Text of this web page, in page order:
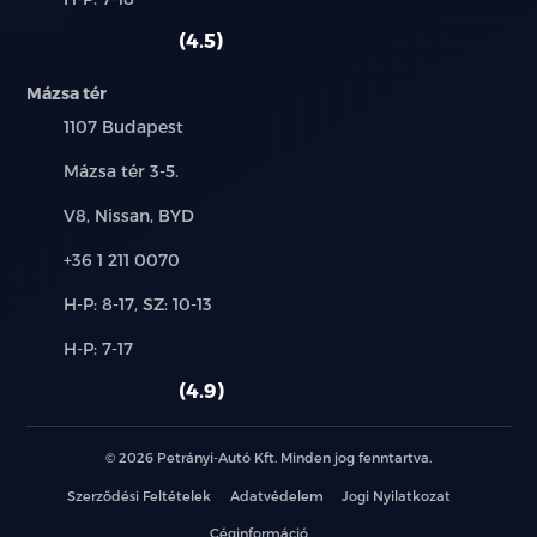
LED lámpa: nappali menetfény – ködfényszóró –
elakadásjelző - hátsó ködlámpa – kettős
tolatólámpa
Hazakísérő fény
Automata fényszóró
Automata távolsági / tompított fényszóró
Fényezett ajtókilincs
4.5
Mázsa tér
Település:
1107 Budapest
Cím:
Mázsa tér 3-5.
Márkák:
V8, Nissan, BYD
Telefon:
+36 1 211 0070
Új-
használt
H-P: 8-17, SZ: 10-13
Alkatrész,
H-P: 7-17
4.9
© 2026 Petrányi-Autó Kft. Minden jog fenntartva.
Szerződési Feltételek Adatvédelem Jogi Nyilatkozat
Céginformáció